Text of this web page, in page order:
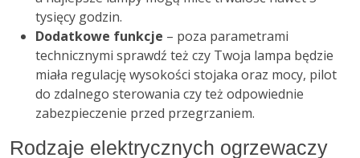
tysięcy godzin.
Dodatkowe funkcje – poza parametrami
technicznymi sprawdź też czy Twoja lampa będzie
miała regulację wysokości stojaka oraz mocy, pilot
do zdalnego sterowania czy też odpowiednie
zabezpieczenie przed przegrzaniem.
Rodzaje elektrycznych ogrzewaczy